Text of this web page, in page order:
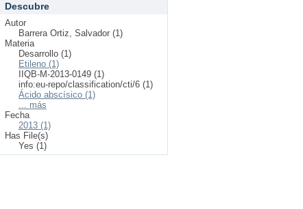
Descubre
Autor
Barrera Ortiz, Salvador (1)
Materia
Desarrollo (1)
Etileno (1)
IIQB-M-2013-0149 (1)
info:eu-repo/classification/cti/6 (1)
Ácido abscísico (1)
... más
Fecha
2013 (1)
Has File(s)
Yes (1)